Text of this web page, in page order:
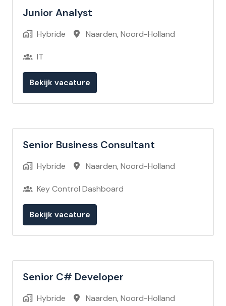
Junior Analyst
Hybride Naarden, Noord-Holland
IT
Bekijk vacature
Senior Business Consultant
Hybride Naarden, Noord-Holland
Key Control Dashboard
Bekijk vacature
Senior C# Developer
Hybride Naarden, Noord-Holland